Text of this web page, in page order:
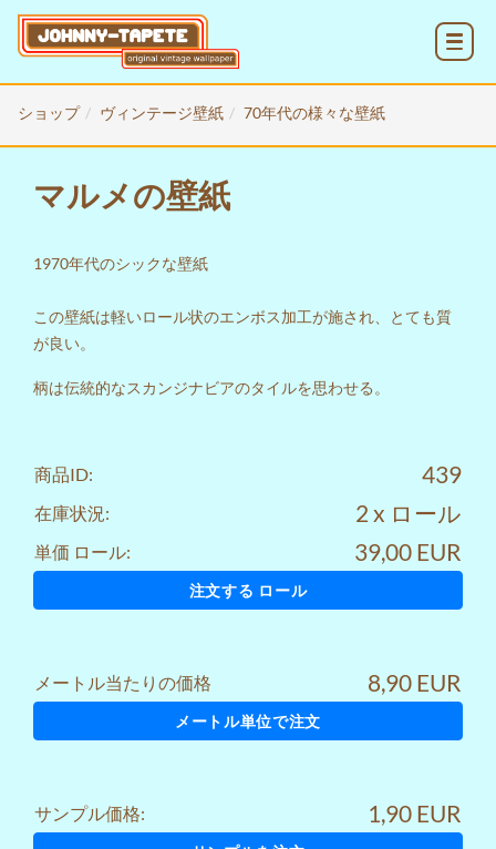
ショップ ヴィンテージ壁紙 70年代の様々な壁紙
マルメの壁紙
1970年代のシックな壁紙
この壁紙は軽いロール状のエンボス加工が施され、とても質
が良い。
柄は伝統的なスカンジナビアのタイルを思わせる。
商品ID: 439
在庫状況: 2 x ロール
単価 ロール: 39,00 EUR
注文する ロール
メートル当たりの価格 8,90 EUR
メートル単位で注文
サンプル価格: 1,90 EUR